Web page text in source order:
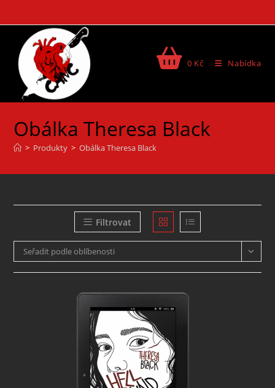
0 Kč Nabídka
Obálka Theresa Black
> Produkty > Obálka Theresa Black
Filtrovat
Seřadit podle oblíbenosti